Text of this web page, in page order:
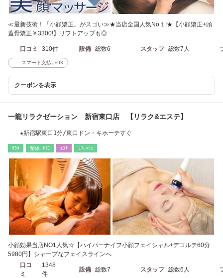
≪最新技術！「小顔矯正」がスゴい≫★当店全国人気No１!★【小顔矯正+頭
蓋骨矯正￥3300!】リフトアップも◎
口コミ 310件 設備 総数6 スタッフ 総数7人
スマート支払いOK
クーポンを表示
一龍リラクゼーション 新宿東口店 【リラク&エステ】
★新宿駅東口1分/東口ドン・キホーテすぐ
ﾘﾗｸ 整体･ｶｲﾛ ｴｽﾃ ﾘﾌﾚｯｼｭ
小顔効果当店NO1人気☆【ハイパーナイフ小顔フェイシャル+デコルテ60分
5980円】シャープなフェイスラインへ
口コ
ミ
1348
件
設備 総数7 スタッフ 総数6人